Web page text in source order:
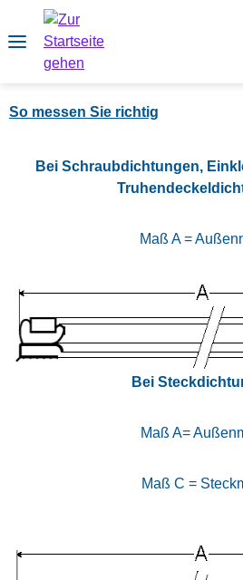
Zum Hauptinhalt springen
So messen Sie richtig
Bei Schraubdichtungen,
Maß A =
Bei
Maß A=
Maß C =